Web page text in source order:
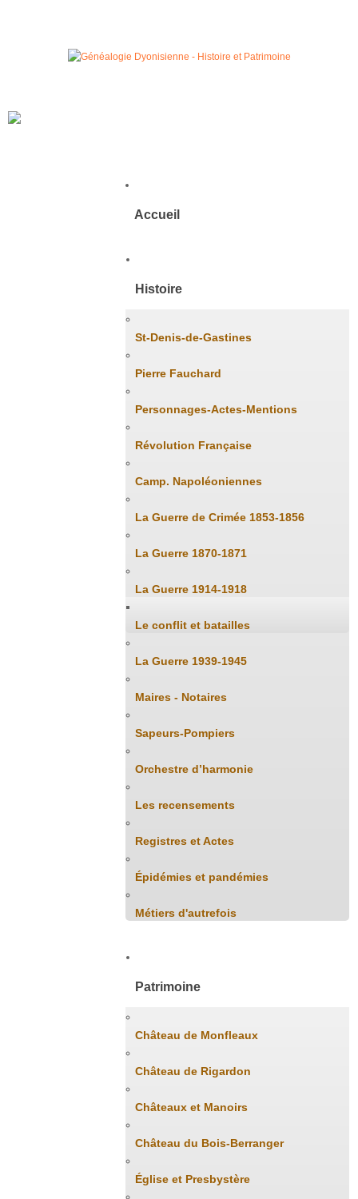
Accueil
Histoire
St-Denis-de-Gastines
Pierre Fauchard
Personnages-Actes-Mentions
Révolution Française
Camp. Napoléoniennes
La Guerre de Crimée 1853-1856
La Guerre 1870-1871
La Guerre 1914-1918
Le conflit et batailles
La Guerre 1939-1945
Maires - Notaires
Sapeurs-Pompiers
Orchestre d’harmonie
Les recensements
Registres et Actes
Épidémies et pandémies
Métiers d'autrefois
Patrimoine
Château de Monfleaux
Château de Rigardon
Châteaux et Manoirs
Château du Bois-Berranger
Église et Presbystère